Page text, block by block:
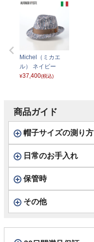
Michel（ミカエ
ル） ネイビー
¥37,400(税込)
商品ガイド
帽子サイズの測り方
日常のお手入れ
保管時
その他